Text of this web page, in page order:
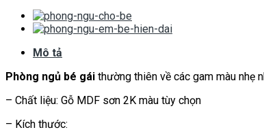
Mô tả
Phòng ngủ bé gái thường thiên về các gam màu nhẹ
– Chất liệu: Gỗ MDF sơn 2K màu tùy chọn
– Kích thước: